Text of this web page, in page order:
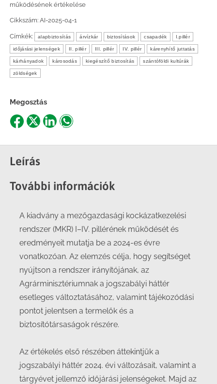
működésének értékelése
Cikkszám: AI-2025-04-1
Címkék: alapbiztosítás árvízkár biztosítások csapadék I.pillér
időjárási jelenségek II. pillér III. pillér IV. pillér kárenyhítő juttatás
kárhányadok károsodás kiegészítő biztosítás szántóföldi kultúrák
zöldségek
Megosztás
Share
Facebook
Share
X
ShareShare
Leírás
További információk
A kiadvány a mezőgazdasági kockázatkezelési
rendszer (MKR) I–IV. pillérének működését és
eredményeit mutatja be a 2024-es évre
vonatkozóan. Az elemzés célja, hogy segítséget
nyújtson a rendszer irányítójának, az
Agrárminisztériumnak a jogszabályi háttér
esetleges változtatásához, valamint tájékozódási
pontot jelentsen a termelők és a
biztosítótársaságok részére.
Az értékelés első részében áttekintjük a
jogszabályi háttér 2024. évi változásait, valamint a
tárgyévet jellemző időjárási jelenségeket. Majd az